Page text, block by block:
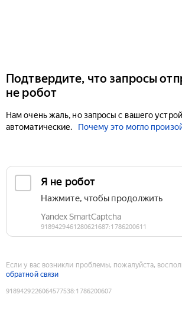
Подтвердите, что запросы
не робот
Нам очень жаль, но запросы с вашего
автоматические.
Почему это могло
Если у вас возникли проблемы, пожалуйста,
обратной связи
9189429226064577538:1786200607